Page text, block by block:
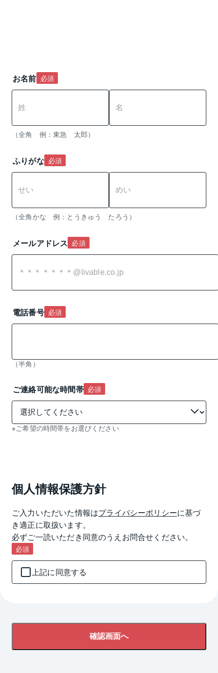
お名前 必須
（全角　例：東急　太郎）
ふりがな 必須
メールアドレス 必須
電話番号 必須
（半角）
ご連絡可能な時間帯 必須
※ご希望の時間帯をお選びください
個人情報保護方針
ご入力いただいた情報はプライバシーポリシーに基づ
き適正に取扱います。
必ずご一読いただき同意のうえお問合せください。
必須
上記に同意する
確認画面へ